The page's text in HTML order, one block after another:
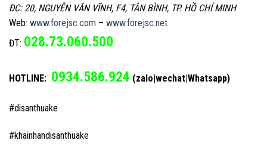
ĐC: 20, NGUYỄN VĂN VĨNH, F4, TÂN BÌNH, TP. HỒ CHÍ MINH
Web: www.forejsc.com – www.forejsc.net
ĐT: 028.73.060.500
HOTLINE: 0934.586.924 (zalo|wechat|Whatsapp)
#disanthuake
#khainhandisanthuake